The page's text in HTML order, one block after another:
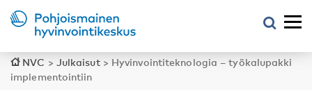
NVC > Julkaisut> Hyvinvointiteknologia – työkalupakki
implementointiin